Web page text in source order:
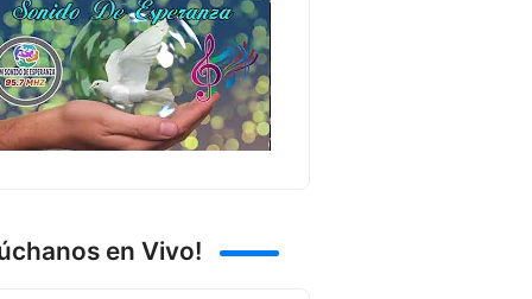
en Vivo!